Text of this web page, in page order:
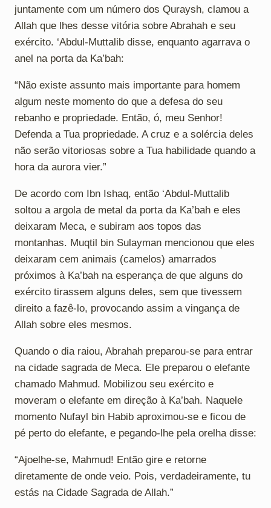
juntamente com um número dos Quraysh, clamou a
Allah que lhes desse vitória sobre Abrahah e seu
exército. ‘Abdul-Muttalib disse, enquanto agarrava o
anel na porta da Ka’bah:
“Não existe assunto mais importante para homem
algum neste momento do que a defesa do seu
rebanho e propriedade. Então, ó, meu Senhor!
Defenda a Tua propriedade. A cruz e a solércia deles
não serão vitoriosas sobre a Tua habilidade quando a
hora da aurora vier.”
De acordo com Ibn Ishaq, então ‘Abdul-Muttalib
soltou a argola de metal da porta da Ka’bah e eles
deixaram Meca, e subiram aos topos das
montanhas. Muqtil bin Sulayman mencionou que eles
deixaram cem animais (camelos) amarrados
próximos à Ka’bah na esperança de que alguns do
exército tirassem alguns deles, sem que tivessem
direito a fazê-lo, provocando assim a vingança de
Allah sobre eles mesmos.
Quando o dia raiou, Abrahah preparou-se para entrar
na cidade sagrada de Meca. Ele preparou o elefante
chamado Mahmud. Mobilizou seu exército e
moveram o elefante em direção à Ka’bah. Naquele
momento Nufayl bin Habib aproximou-se e ficou de
pé perto do elefante, e pegando-lhe pela orelha disse:
“Ajoelhe-se, Mahmud! Então gire e retorne
diretamente de onde veio. Pois, verdadeiramente, tu
estás na Cidade Sagrada de Allah.”